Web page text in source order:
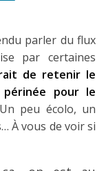
parler du flux
par certaines
de retenir le
périnée pour le
Un peu écolo, un
À vous de voir si